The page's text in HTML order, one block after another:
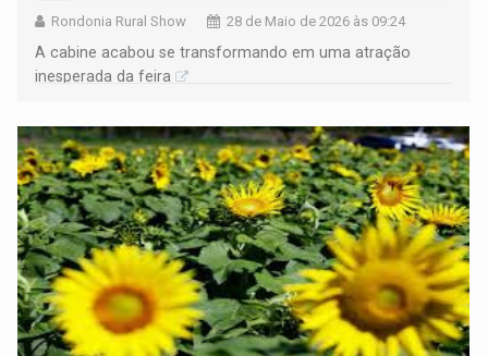
Rondonia Rural Show 28 de Maio de 2026 às 09:24
A cabine acabou se transformando em uma atração
inesperada da feira